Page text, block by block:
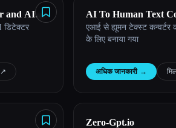
and AI
डिटेक्टर
↗︎
AI To Human Text
एआई से ह्यूमन टेक्स्ट कन्वर्टर
के लिए बनाया गया
अधिक जानकारी →
Zero-Gpt.io